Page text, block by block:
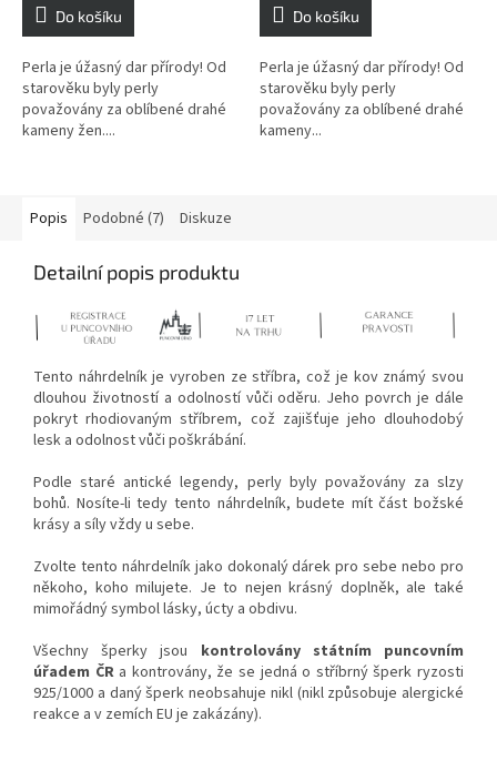
Do košíku
Perla je úžasný dar přírody! Od
starověku byly perly
považovány za oblíbené drahé
kameny žen....
Do košíku
Perla je úžasný dar přírody! Od
starověku byly perly
považovány za oblíbené drahé
kameny...
Popis Podobné (7) Diskuze
Detailní popis produktu
Tento náhrdelník je vyroben ze stříbra, což je kov známý svou
dlouhou životností a odolností vůči oděru. Jeho povrch je dále
pokryt rhodiovaným stříbrem, což zajišťuje jeho dlouhodobý
lesk a odolnost vůči poškrábání.
Podle staré antické legendy, perly byly považovány za slzy
bohů. Nosíte-li tedy tento náhrdelník, budete mít část božské
krásy a síly vždy u sebe.
Zvolte tento náhrdelník jako dokonalý dárek pro sebe nebo pro
někoho, koho milujete. Je to nejen krásný doplněk, ale také
mimořádný symbol lásky, úcty a obdivu.
Všechny šperky jsou kontrolovány státním puncovním
úřadem ČRa kontrovány, že se jedná o stříbrný šperk ryzosti
925/1000 a daný šperk neobsahuje nikl (nikl způsobuje alergické
reakce a v zemích EU je zakázány).